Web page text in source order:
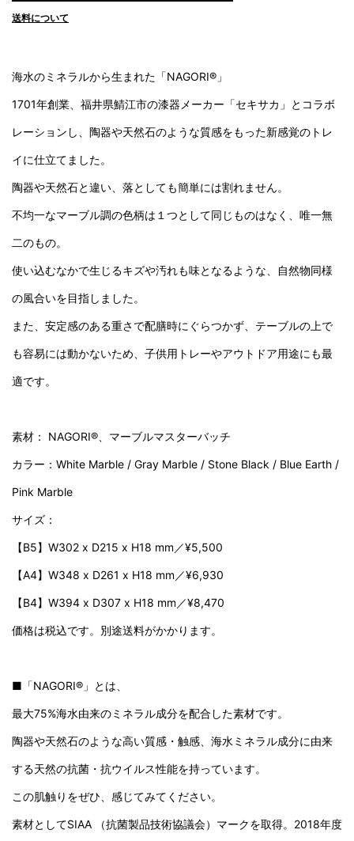
送料について
海水のミネラルから生まれた「NAGORI®」
1701年創業、福井県鯖江市の漆器メーカー「セキサカ」とコラボ
レーションし、陶器や天然石のような質感をもった新感覚のトレ
イに仕立てました。
陶器や天然石と違い、落としても簡単には割れません。
不均一なマーブル調の色柄は１つとして同じものはなく、唯一無
二のもの。
使い込むなかで生じるキズや汚れも味となるような、自然物同様
の風合いを目指しました。
また、安定感のある重さで配膳時にぐらつかず、テーブルの上で
も容易には動かないため、子供用トレーやアウトドア用途にも最
適です。
素材： NAGORI®、マーブルマスターバッチ
カラー：White Marble / Gray Marble / Stone Black / Blue Earth /
Pink Marble
サイズ：
【B5】W302 x D215 x H18 mm／¥5,500
【A4】W348 x D261 x H18 mm／¥6,930
【B4】W394 x D307 x H18 mm／¥8,470
価格は税込です。別途送料がかかります。
■「NAGORI®」とは、
最大75%海水由来のミネラル成分を配合した素材です。
陶器や天然石のような高い質感・触感、海水ミネラル成分に由来
する天然の抗菌・抗ウイルス性能を持っています。
この肌触りをぜひ、感じてみてください。
素材としてSIAA （抗菌製品技術協議会）マークを取得。2018年度